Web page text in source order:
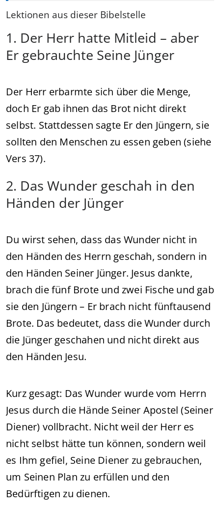
Lektionen aus dieser Bibelstelle
1. Der Herr hatte Mitleid – aber
Er gebrauchte Seine Jünger
Der Herr erbarmte sich über die Menge,
doch Er gab ihnen das Brot nicht direkt
selbst. Stattdessen sagte Er den Jüngern, sie
sollten den Menschen zu essen geben (siehe
Vers 37).
2. Das Wunder geschah in den
Händen der Jünger
Du wirst sehen, dass das Wunder nicht in
den Händen des Herrn geschah, sondern in
den Händen Seiner Jünger. Jesus dankte,
brach die fünf Brote und zwei Fische und gab
sie den Jüngern – Er brach nicht fünftausend
Brote. Das bedeutet, dass die Wunder durch
die Jünger geschahen und nicht direkt aus
den Händen Jesu.
Kurz gesagt: Das Wunder wurde vom Herrn
Jesus durch die Hände Seiner Apostel (Seiner
Diener) vollbracht. Nicht weil der Herr es
nicht selbst hätte tun können, sondern weil
es Ihm gefiel, Seine Diener zu gebrauchen,
um Seinen Plan zu erfüllen und den
Bedürftigen zu dienen.